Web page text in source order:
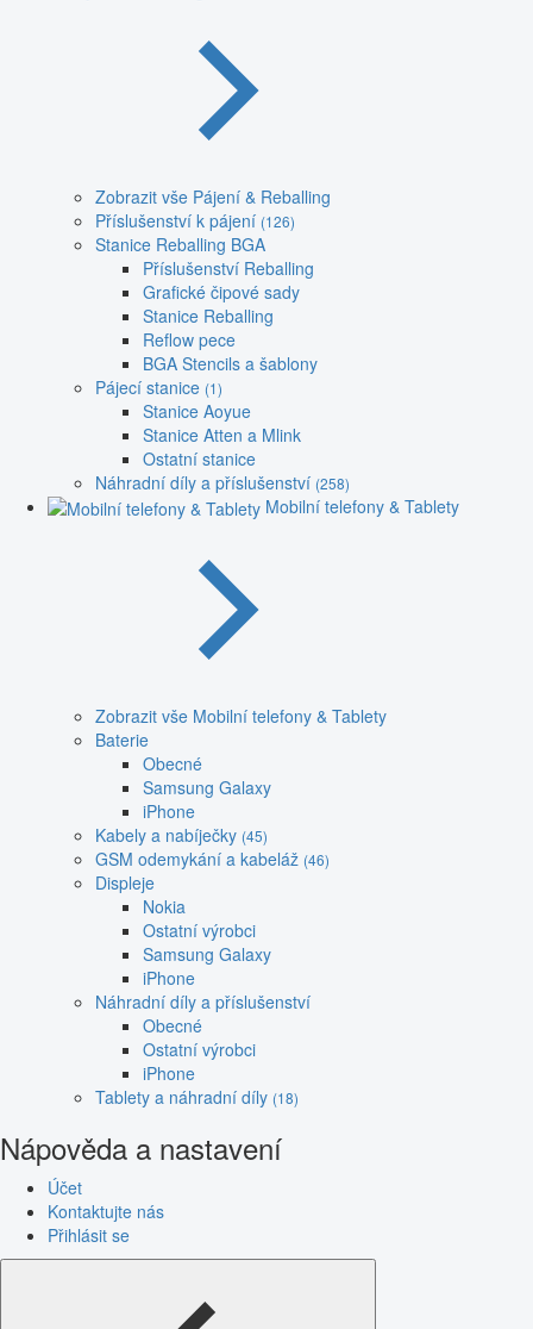
Zobrazit vše Pájení & Reballing
Příslušenství k pájení (126)
Stanice Reballing BGA
Příslušenství Reballing
Grafické čipové sady
Stanice Reballing
Reflow pece
BGA Stencils a šablony
Pájecí stanice (1)
Stanice Aoyue
Stanice Atten a Mlink
Ostatní stanice
Náhradní díly a příslušenství (258)
Mobilní telefony & Tablety
Zobrazit vše Mobilní telefony & Tablety
Baterie
Obecné
Samsung Galaxy
iPhone
Kabely a nabíječky (45)
GSM odemykání a kabeláž (46)
Displeje
Nokia
Ostatní výrobci
Samsung Galaxy
iPhone
Náhradní díly a příslušenství
Obecné
Ostatní výrobci
iPhone
Tablety a náhradní díly (18)
Nápověda a nastavení
Účet
Kontaktujte nás
Přihlásit se